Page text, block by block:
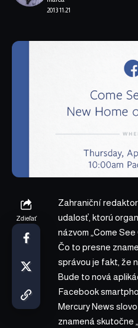
2013 11:21
Zdieľať
Zahraniční
udalosť, ktorú
názvom „Come See
Čo to presne
správou je fakt, že
Bude to nová
Facebook
Mercury News
znamená skutočne